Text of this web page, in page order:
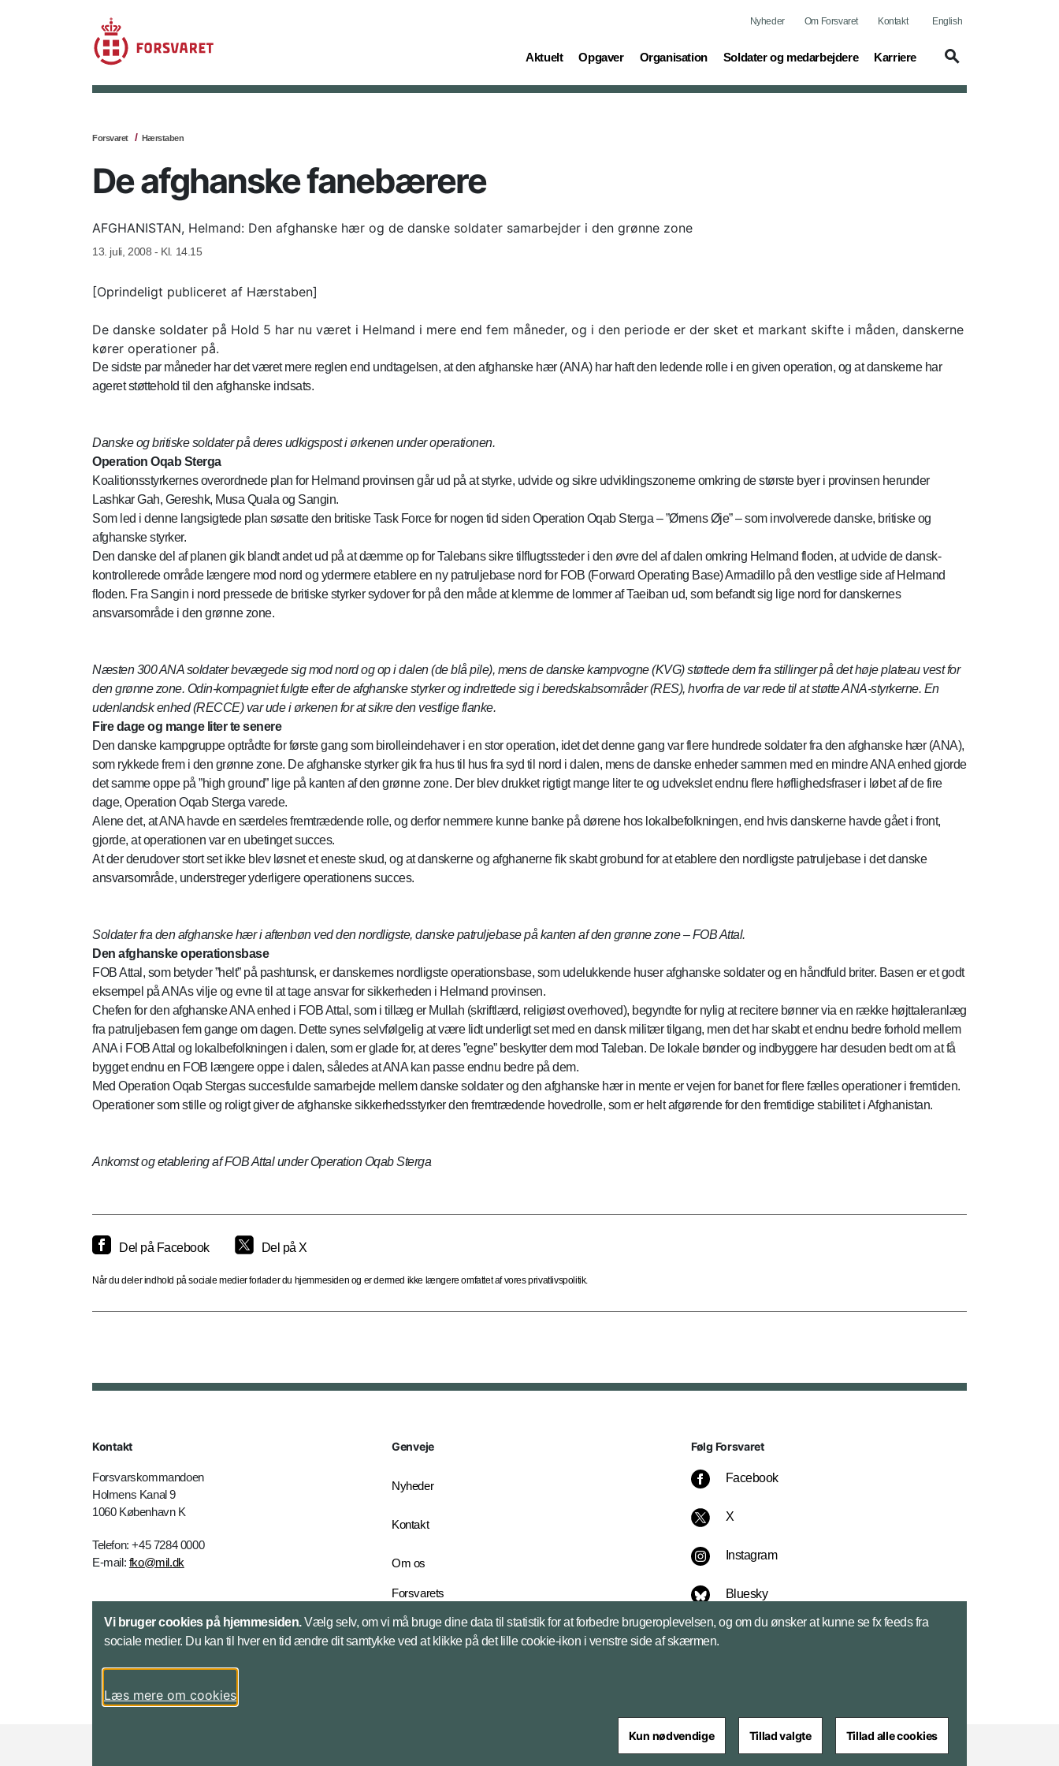
Nyheder Om Forsvaret Kontakt English
Aktuelt
(current) Opgaver
(current) Organisation
(current) Soldater og medarbejdere
(current) Karriere
(current)
Forsvaret Hærstaben
De afghanske fanebærere
AFGHANISTAN, Helmand: Den afghanske hær og de danske soldater samarbejder i den grønne zone
13. juli, 2008 - Kl. 14.15
[Oprindeligt publiceret af Hærstaben]
De danske soldater på Hold 5 har nu været i Helmand i mere end fem måneder, og i den periode er der sket et markant skifte i måden, danskerne
kører operationer på.
De sidste par måneder har det været mere reglen end undtagelsen, at den afghanske hær (ANA) har haft den ledende rolle i en given operation, og at danskerne har
ageret støttehold til den afghanske indsats.
Danske og britiske soldater på deres udkigspost i ørkenen under operationen.
Operation Oqab Sterga
Koalitionsstyrkernes overordnede plan for Helmand provinsen går ud på at styrke, udvide og sikre udviklingszonerne omkring de største byer i provinsen herunder
Lashkar Gah, Gereshk, Musa Quala og Sangin.
Som led i denne langsigtede plan søsatte den britiske Task Force for nogen tid siden Operation Oqab Sterga – ”Ørnens Øje” – som involverede danske, britiske og
afghanske styrker.
Den danske del af planen gik blandt andet ud på at dæmme op for Talebans sikre tilflugtssteder i den øvre del af dalen omkring Helmand floden, at udvide de dansk-
kontrollerede område længere mod nord og ydermere etablere en ny patruljebase nord for FOB (Forward Operating Base) Armadillo på den vestlige side af Helmand
floden. Fra Sangin i nord pressede de britiske styrker sydover for på den måde at klemme de lommer af Taeiban ud, som befandt sig lige nord for danskernes
ansvarsområde i den grønne zone.
Næsten 300 ANA soldater bevægede sig mod nord og op i dalen (de blå pile), mens de danske kampvogne (KVG) støttede dem fra stillinger på det høje plateau vest for
den grønne zone. Odin-kompagniet fulgte efter de afghanske styrker og indrettede sig i beredskabsområder (RES), hvorfra de var rede til at støtte ANA-styrkerne. En
udenlandsk enhed (RECCE) var ude i ørkenen for at sikre den vestlige flanke.
Fire dage og mange liter te senere
Den danske kampgruppe optrådte for første gang som birolleindehaver i en stor operation, idet det denne gang var flere hundrede soldater fra den afghanske hær (ANA),
som rykkede frem i den grønne zone. De afghanske styrker gik fra hus til hus fra syd til nord i dalen, mens de danske enheder sammen med en mindre ANA enhed gjorde
det samme oppe på ”high ground” lige på kanten af den grønne zone. Der blev drukket rigtigt mange liter te og udvekslet endnu flere høflighedsfraser i løbet af de fire
dage, Operation Oqab Sterga varede.
Alene det, at ANA havde en særdeles fremtrædende rolle, og derfor nemmere kunne banke på dørene hos lokalbefolkningen, end hvis danskerne havde gået i front,
gjorde, at operationen var en ubetinget succes.
At der derudover stort set ikke blev løsnet et eneste skud, og at danskerne og afghanerne fik skabt grobund for at etablere den nordligste patruljebase i det danske
ansvarsområde, understreger yderligere operationens succes.
Soldater fra den afghanske hær i aftenbøn ved den nordligste, danske patruljebase på kanten af den grønne zone – FOB Attal.
Den afghanske operationsbase
FOB Attal, som betyder ”helt” på pashtunsk, er danskernes nordligste operationsbase, som udelukkende huser afghanske soldater og en håndfuld briter. Basen er et godt
eksempel på ANAs vilje og evne til at tage ansvar for sikkerheden i Helmand provinsen.
Chefen for den afghanske ANA enhed i FOB Attal, som i tillæg er Mullah (skriftlærd, religiøst overhoved), begyndte for nylig at recitere bønner via en række højttaleranlæg
fra patruljebasen fem gange om dagen. Dette synes selvfølgelig at være lidt underligt set med en dansk militær tilgang, men det har skabt et endnu bedre forhold mellem
ANA i FOB Attal og lokalbefolkningen i dalen, som er glade for, at deres ”egne” beskytter dem mod Taleban. De lokale bønder og indbyggere har desuden bedt om at få
bygget endnu en FOB længere oppe i dalen, således at ANA kan passe endnu bedre på dem.
Med Operation Oqab Stergas succesfulde samarbejde mellem danske soldater og den afghanske hær in mente er vejen for banet for flere fælles operationer i fremtiden.
Operationer som stille og roligt giver de afghanske sikkerhedsstyrker den fremtrædende hovedrolle, som er helt afgørende for den fremtidige stabilitet i Afghanistan.
Ankomst og etablering af FOB Attal under Operation Oqab Sterga
Del på Facebook Del på X
Når du deler indhold på sociale medier forlader du hjemmesiden og er dermed ikke længere omfattet af vores privatlivspolitik.
Kontakt
Forsvarskommandoen
Holmens Kanal 9
1060 København K
Telefon: +45 7284 0000
E-mail: fko@mil.dk
Kontakt
Genveje
Nyheder
Kontakt
Om os
Forsvarets
English Edition
Følg Forsvaret
Facebook
X
Instagram
Bluesky
LinkedIn
Vi bruger cookies på hjemmesiden.Vælg selv, om vi må bruge dine data til statistik for at forbedre brugeroplevelsen, og om du ønsker at kunne se fx feeds fra
sociale medier. Du kan til hver en tid ændre dit samtykke ved at klikke på det lille cookie-ikon i venstre side af skærmen.
Læs mere om cookies
Kun nødvendige Tillad valgte Tillad alle cookies